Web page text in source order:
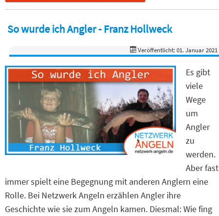
So wurde ich Angler - Franz Hollweck
Veröffentlicht: 01. Januar 2021
Es gibt
viele
Wege
um
Angler
zu
werden.
Aber fast
immer spielt eine Begegnung mit anderen Anglern eine
Rolle. Bei Netzwerk Angeln erzählen Angler ihre
Geschichte wie sie zum Angeln kamen. Diesmal: Wie fing